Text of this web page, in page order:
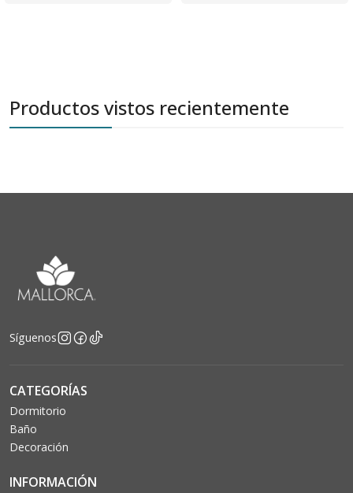
Productos vistos recientemente
Síguenos
CATEGORÍAS
Dormitorio
Baño
Decoración
INFORMACIÓN